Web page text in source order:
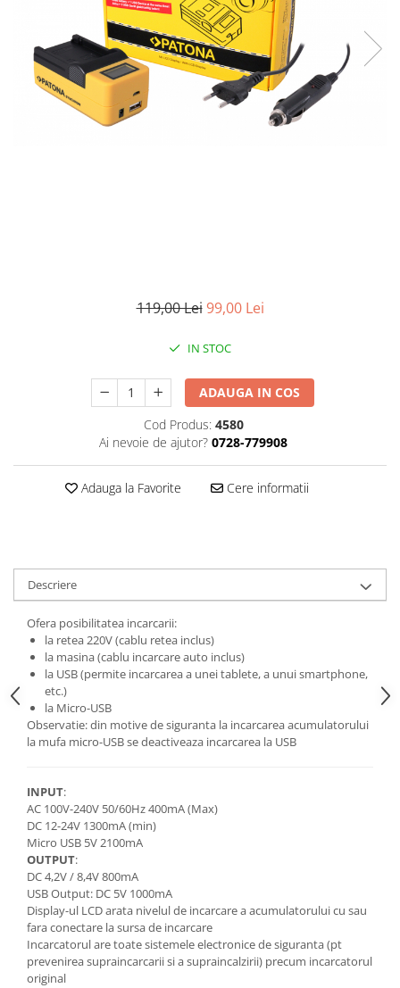
119,00 Lei 99,00 Lei
IN STOC
ADAUGA IN COS
Cod Produs: 4580
Ai nevoie de ajutor? 0728-779908
Adauga la Favorite Cere informatii
Descriere
Ofera posibilitatea incarcarii:
la retea 220V (cablu retea inclus)
la masina (cablu incarcare auto inclus)
la USB (permite incarcarea a unei tablete, a unui smartphone,
etc.)
la Micro-USB
Observatie: din motive de siguranta la incarcarea acumulatorului
la mufa micro-USB se deactiveaza incarcarea la USB
INPUT:
AC 100V-240V 50/60Hz 400mA (Max)
DC 12-24V 1300mA (min)
Micro USB 5V 2100mA
OUTPUT:
DC 4,2V / 8,4V 800mA
USB Output: DC 5V 1000mA
Display-ul LCD arata nivelul de incarcare a acumulatorului cu sau
fara conectare la sursa de incarcare
Incarcatorul are toate sistemele electronice de siguranta (pt
prevenirea supraincarcarii si a supraincalzirii) precum incarcatorul
original